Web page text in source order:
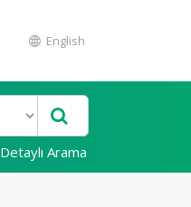
English
Detaylı Arama